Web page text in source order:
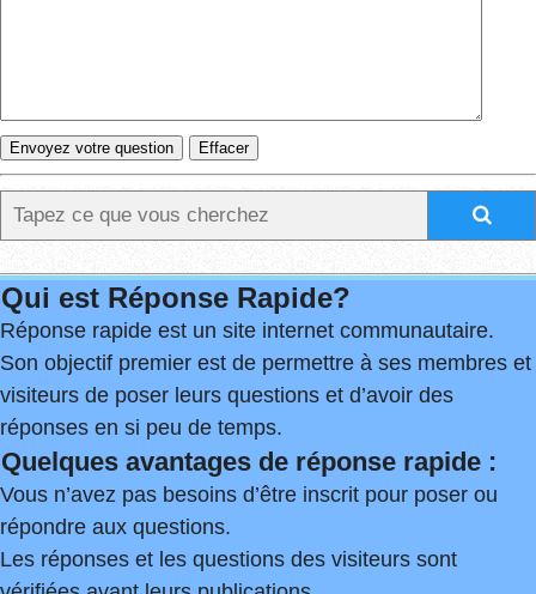
Qui est Réponse Rapide?
Réponse rapide est un site internet communautaire.
Son objectif premier est de permettre à ses membres et
visiteurs de poser leurs questions et d’avoir des
réponses en si peu de temps.
Quelques avantages de réponse rapide :
Vous n’avez pas besoins d’être inscrit pour poser ou
répondre aux questions.
Les réponses et les questions des visiteurs sont